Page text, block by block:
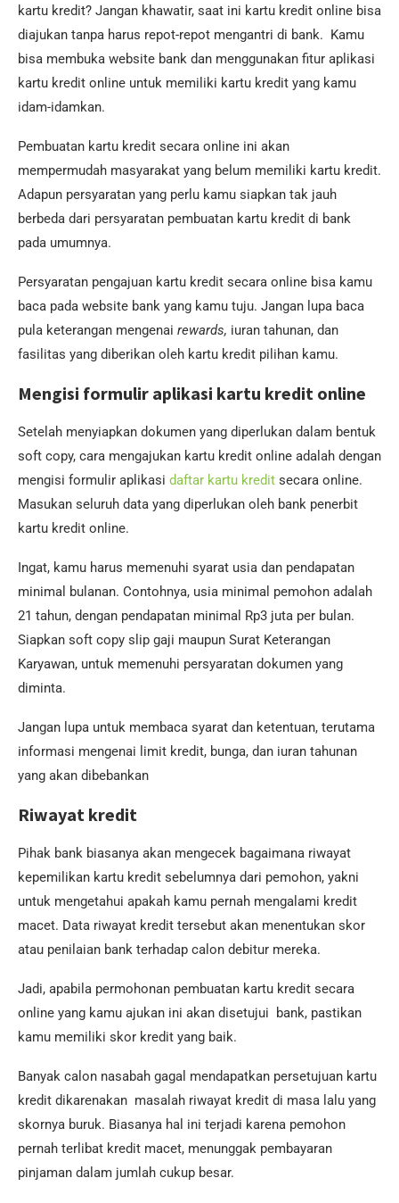
kartu kredit? Jangan khawatir, saat ini kartu kredit online bisa
diajukan tanpa harus repot-repot mengantri di bank. Kamu
bisa membuka website bank dan menggunakan fitur aplikasi
kartu kredit online untuk memiliki kartu kredit yang kamu
idam-idamkan.
Pembuatan kartu kredit secara online ini akan
mempermudah masyarakat yang belum memiliki kartu kredit.
Adapun persyaratan yang perlu kamu siapkan tak jauh
berbeda dari persyaratan pembuatan kartu kredit di bank
pada umumnya.
Persyaratan pengajuan kartu kredit secara online bisa kamu
baca pada website bank yang kamu tuju. Jangan lupa baca
pula keterangan mengenai rewards, iuran tahunan, dan
fasilitas yang diberikan oleh kartu kredit pilihan kamu.
Mengisi formulir aplikasi kartu kredit online
Setelah menyiapkan dokumen yang diperlukan dalam bentuk
soft copy, cara mengajukan kartu kredit online adalah dengan
mengisi formulir aplikasi daftar kartu kredit secara online.
Masukan seluruh data yang diperlukan oleh bank penerbit
kartu kredit online.
Ingat, kamu harus memenuhi syarat usia dan pendapatan
minimal bulanan. Contohnya, usia minimal pemohon adalah
21 tahun, dengan pendapatan minimal Rp3 juta per bulan.
Siapkan soft copy slip gaji maupun Surat Keterangan
Karyawan, untuk memenuhi persyaratan dokumen yang
diminta.
Jangan lupa untuk membaca syarat dan ketentuan, terutama
informasi mengenai limit kredit, bunga, dan iuran tahunan
yang akan dibebankan
Riwayat kredit
Pihak bank biasanya akan mengecek bagaimana riwayat
kepemilikan kartu kredit sebelumnya dari pemohon, yakni
untuk mengetahui apakah kamu pernah mengalami kredit
macet. Data riwayat kredit tersebut akan menentukan skor
atau penilaian bank terhadap calon debitur mereka.
Jadi, apabila permohonan pembuatan kartu kredit secara
online yang kamu ajukan ini akan disetujui bank, pastikan
kamu memiliki skor kredit yang baik.
Banyak calon nasabah gagal mendapatkan persetujuan kartu
kredit dikarenakan masalah riwayat kredit di masa lalu yang
skornya buruk. Biasanya hal ini terjadi karena pemohon
pernah terlibat kredit macet, menunggak pembayaran
pinjaman dalam jumlah cukup besar.